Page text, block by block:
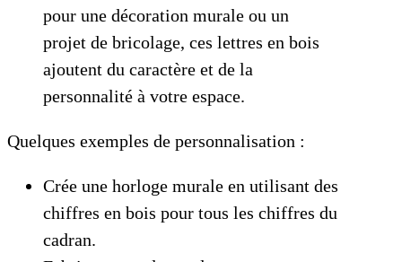
pour une décoration murale ou un
projet de bricolage, ces lettres en bois
ajoutent du caractère et de la
personnalité à votre espace.
Quelques exemples de personnalisation :
Crée une horloge murale en utilisant des
chiffres en bois pour tous les chiffres du
cadran.